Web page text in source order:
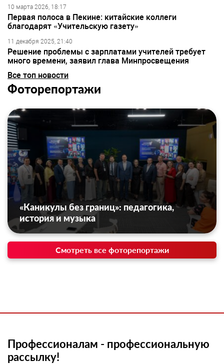
10 марта 2026, 18:17
Первая полоса в Пекине: китайские коллеги
благодарят «Учительскую газету»
11 декабря 2025, 21:40
Решение проблемы с зарплатами учителей требует
много времени, заявил глава Минпросвещения
Все топ новости
Фоторепортажи
«Каникулы без границ»: педагогика,
история и музыка
Смотреть все фоторепортажи
Профессионалам - профессиональную
рассылку!